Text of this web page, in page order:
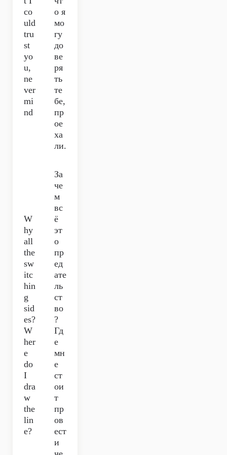
co
uld
tru
st
yo
u,
ne
ver
mi
nd
о я
мо
гу
до
ве
ря
ть
те
бе,
пр
ое
ха
ли.
W
hy
all
the
sw
itc
hin
g
sid
es?
W
her
e
do
I
dra
w
the
lin
e?
За
че
м
вс
ё
эт
о
пр
ед
ате
ль
ст
во
?
Гд
е
мн
е
ст
ои
т
пр
ов
ест
и